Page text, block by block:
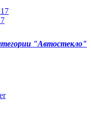
"Автостекло"